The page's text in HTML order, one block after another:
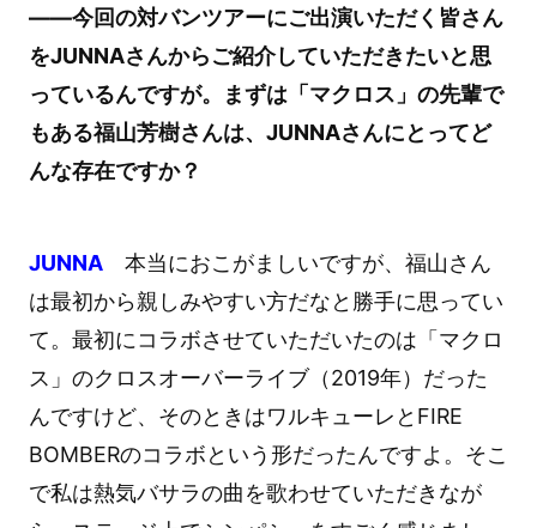
――今回の対バンツアーにご出演いただく皆さん
をJUNNAさんからご紹介していただきたいと思
っているんですが。まずは「マクロス」の先輩で
もある福山芳樹さんは、JUNNAさんにとってど
んな存在ですか？
JUNNA本当におこがましいですが、福山さん
は最初から親しみやすい方だなと勝手に思ってい
て。最初にコラボさせていただいたのは「マクロ
ス」のクロスオーバーライブ（2019年）だった
んですけど、そのときはワルキューレとFIRE
BOMBERのコラボという形だったんですよ。そこ
で私は熱気バサラの曲を歌わせていただきなが